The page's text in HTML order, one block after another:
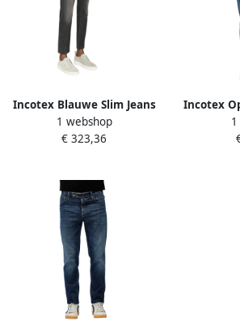
Incotex Blauwe Slim Jeans
met knoopsluiting Black
Heren
1 webshop
€ 323,36
Incotex
reguliere